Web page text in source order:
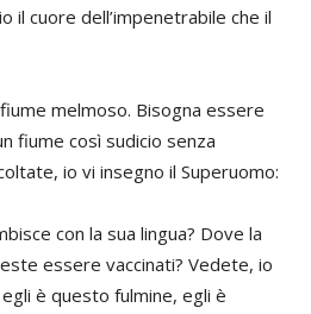
il cuore dell’impenetrabile che il
melmoso. Bisogna essere
fiume così sudicio senza
io vi insegno il Superuomo:
con la sua lingua? Dove la
essere vaccinati? Vedete, io
è questo fulmine, egli è